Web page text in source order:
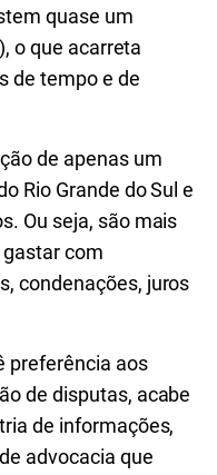
quase um
o que acarreta
de tempo e de
de apenas um
Rio Grande do Sul e
Ou seja, são mais
com
condenações, juros
preferência aos
de disputas, acabe
de informações,
advocacia que